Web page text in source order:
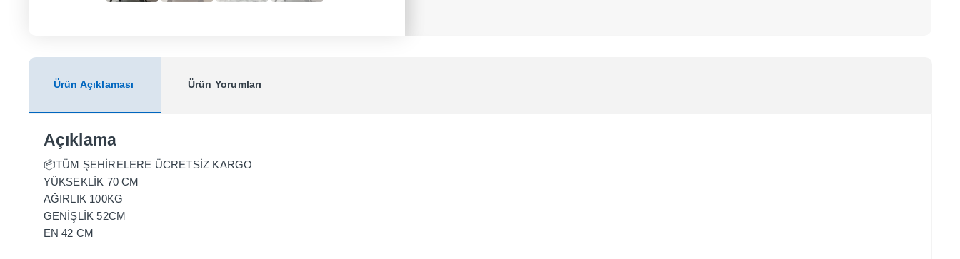
Ürün Açıklaması Ürün Yorumları
Açıklama
📦TÜM ŞEHİRELERE ÜCRETSİZ KARGO
YÜKSEKLİK 70 CM
AĞIRLIK 100KG
GENİŞLİK 52CM
EN 42 CM